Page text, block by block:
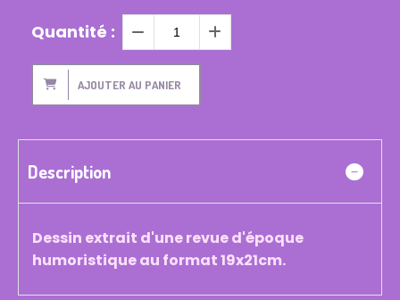
Quantité :
AJOUTER AU PANIER
Description
Dessin extrait d'une revue d'époque
humoristique au format 19x21cm.